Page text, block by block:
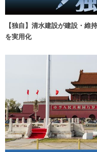
【独自】清水建設が建設・維
を実用化